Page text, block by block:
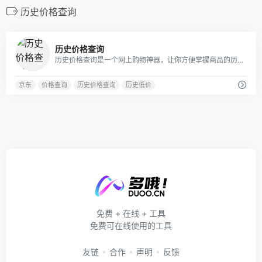
历史价格查询
历史价格查询
历史价格查询是一个网上购物神器，让你方便掌握商品的历史价格走势，轻松识别商家的虚假促销、真假降价，目前支持京东淘宝天猫苏宁等10多个主流电商!
京东 价格查询 历史价格查询 历史低价
免费 + 在线 + 工具
免费可在线使用的工具
友链 合作 声明 反馈